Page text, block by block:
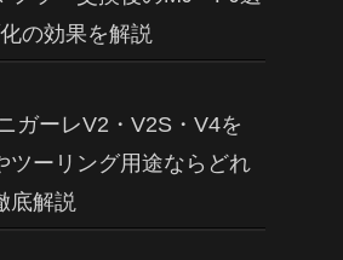
の効果を解説
ガーレV2・V2S・V4を
ツーリング用途ならどれ
底解説